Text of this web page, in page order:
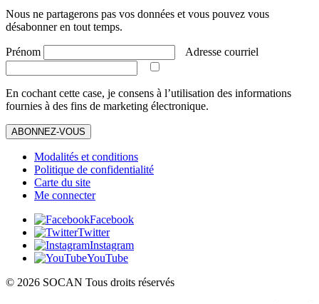
Nous ne partagerons pas vos données et vous pouvez vous
désabonner en tout temps.
Prénom Adresse courriel
En cochant cette case, je consens à l’utilisation des informations
fournies à des fins de marketing électronique.
ABONNEZ-VOUS
Modalités et conditions
Politique de confidentialité
Carte du site
Me connecter
Facebook
Twitter
Instagram
YouTube
© 2026 SOCAN Tous droits réservés